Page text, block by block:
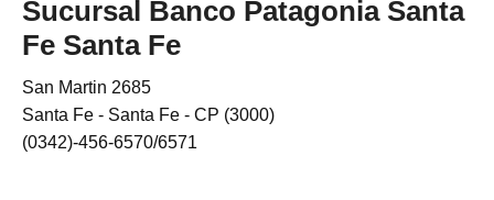
Sucursal Banco Patagonia Santa
Fe Santa Fe
San Martin 2685
Santa Fe - Santa Fe - CP (3000)
(0342)-456-6570/6571